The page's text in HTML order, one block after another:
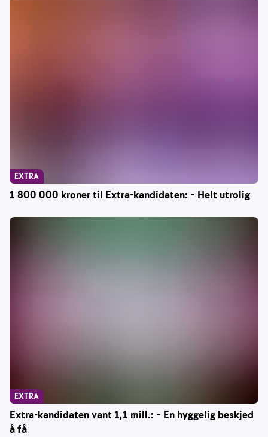
1 800 000 kroner til Extra-kandidaten: – Helt utrolig
EXTRA
Extra-kandidaten vant 1,1 mill.: – En hyggelig beskjed
å få
EXTRA